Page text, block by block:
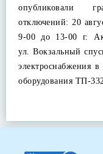
опубликовали
отключений: 20
9-00 до 13-00 г.
ул. Вокзальный
электроснабжения
оборудования ТП-